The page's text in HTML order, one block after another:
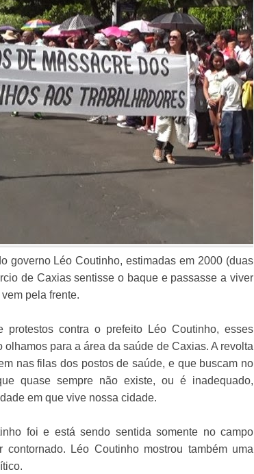
governo Léo Coutinho, estimadas em 2000 (duas
de Caxias sentisse o baque e passasse a viver
pela frente.
protestos contra o prefeito Léo Coutinho, esses
para a área da saúde de Caxias. A revolta
nas filas dos postos de saúde, e que buscam no
quase sempre não existe, ou é inadequado,
em que vive nossa cidade.
foi e está sendo sentida somente no campo
Léo Coutinho mostrou também uma